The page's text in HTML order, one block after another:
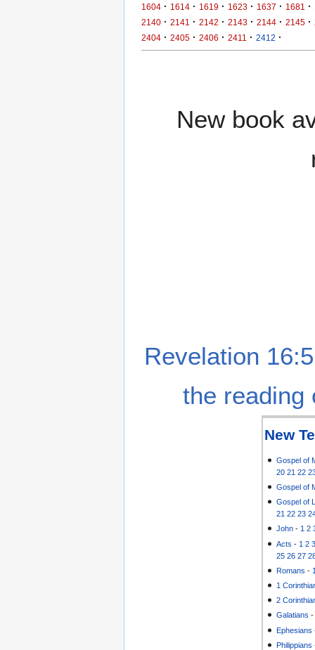
1604 · 1614 · 1619 · 1623 · 1637 · 1681 ·
2140 · 2141 · 2142 · 2143 · 2144 · 2145 ·
2404 · 2405 · 2406 · 2411 · 2412 ·
New book
Revelation
the reading
New
Gospel of
20 21 22
Gospel of
Gospel of
21 22 23
John -1 2
Acts - 1 2
25 26 27
Romans -
1
2
Galatians
Ephesians
Philippians